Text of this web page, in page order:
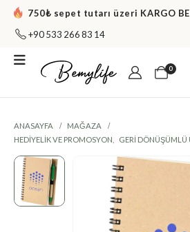
750₺ sepet tutarı üzeri KARGO
+90 533 266 83 14
0
ANASAYFA
MAĞAZA
HEDIYELIK VE PROMOSYON
GERI DÖNÜŞÜMLÜ